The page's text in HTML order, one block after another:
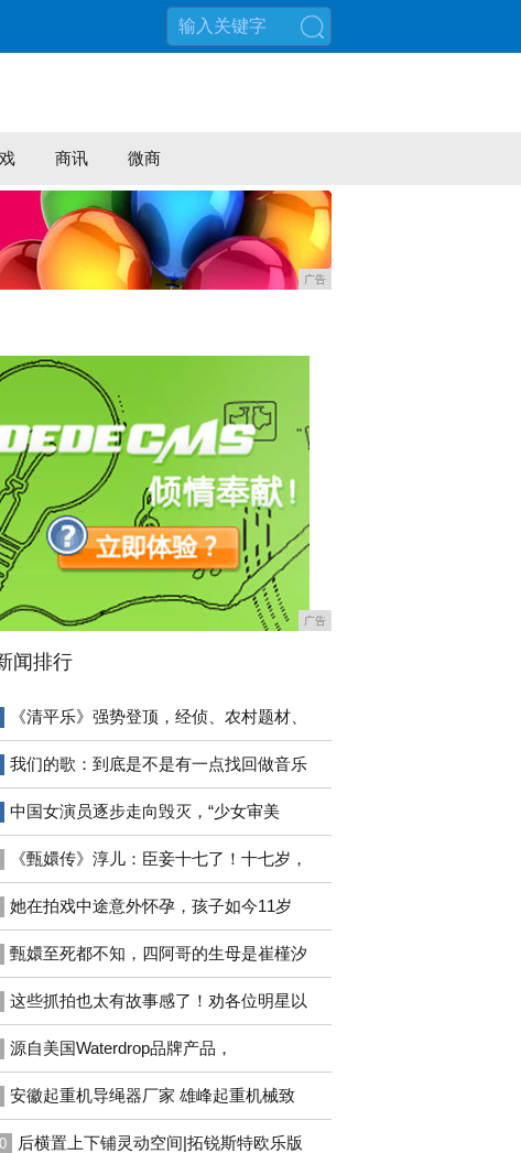
商讯 微商
广告
广告
闻排行
《清平乐》强势登顶，经侦、农村题材、
我们的歌：到底是不是有一点找回做音乐
​中国女演员逐步走向毁灭，“少女审美
《甄嬛传》淳儿：臣妾十七了！十七岁，
她在拍戏中途意外怀孕，孩子如今11岁
甄嬛至死都不知，四阿哥的生母是崔槿汐
这些抓拍也太有故事感了！劝各位明星以
源自美国Waterdrop品牌产品，
安徽起重机导绳器厂家 雄峰起重机械致
后横置上下铺灵动空间|拓锐斯特欧乐版